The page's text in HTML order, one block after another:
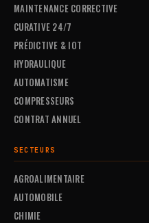
MAINTENANCE CORRECTIVE
CURATIVE 24/7
PRÉDICTIVE & IOT
HYDRAULIQUE
AUTOMATISME
COMPRESSEURS
CONTRAT ANNUEL
SECTEURS
AGROALIMENTAIRE
AUTOMOBILE
CHIMIE